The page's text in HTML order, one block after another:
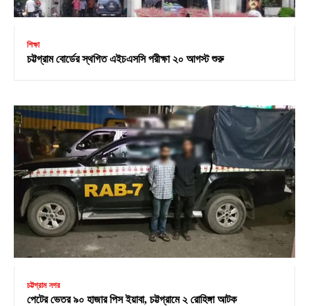
শিক্ষা
চট্টগ্রাম বোর্ডের স্থগিত এইচএসসি পরীক্ষা ২০ আগস্ট শুরু
চট্টগ্রাম নগর
পেটের ভেতর ৯০ হাজার পিস ইয়াবা, চট্টগ্রামে ২ রোহিঙ্গা আটক